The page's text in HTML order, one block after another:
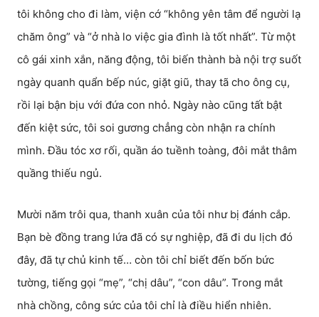
tôi không cho đi làm, viện cớ “không yên tâm để người lạ
chăm ông” và “ở nhà lo việc gia đình là tốt nhất”. Từ một
cô gái xinh xắn, năng động, tôi biến thành bà nội trợ suốt
ngày quanh quẩn bếp núc, giặt giũ, thay tã cho ông cụ,
rồi lại bận bịu với đứa con nhỏ. Ngày nào cũng tất bật
đến kiệt sức, tôi soi gương chẳng còn nhận ra chính
mình. Đầu tóc xơ rối, quần áo tuềnh toàng, đôi mắt thâm
quầng thiếu ngủ.
Mười năm trôi qua, thanh xuân của tôi như bị đánh cắp.
Bạn bè đồng trang lứa đã có sự nghiệp, đã đi du lịch đó
đây, đã tự chủ kinh tế… còn tôi chỉ biết đến bốn bức
tường, tiếng gọi “mẹ”, “chị dâu”, “con dâu”. Trong mắt
nhà chồng, công sức của tôi chỉ là điều hiển nhiên.